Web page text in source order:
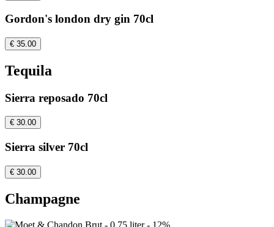
Gordon's london dry gin 70cl
€ 35.00
Tequila
Sierra reposado 70cl
€ 30.00
Sierra silver 70cl
€ 30.00
Champagne